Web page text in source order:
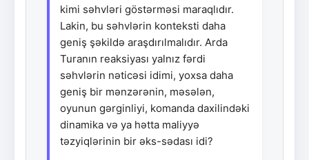
kimi səhvləri göstərməsi maraqlıdır.
Lakin, bu səhvlərin konteksti daha
geniş şəkildə araşdırılmalıdır. Arda
Turanın reaksiyası yalnız fərdi
səhvlərin nəticəsi idimi, yoxsa daha
geniş bir mənzərənin, məsələn,
oyunun gərginliyi, komanda daxilindəki
dinamika və ya hətta maliyyə
təzyiqlərinin bir əks-sədası idi?